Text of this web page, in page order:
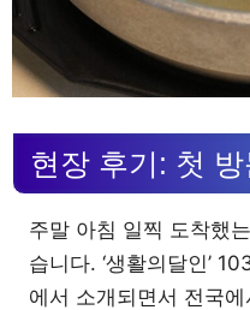
현장 후기: 첫
주말 아침 일찍 도착했
습니다. ‘생활의달인’
에서 소개되면서 전국